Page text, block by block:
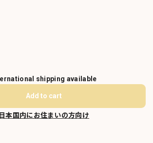
shipping available
Add to cart
日本国内にお住まいの方向け